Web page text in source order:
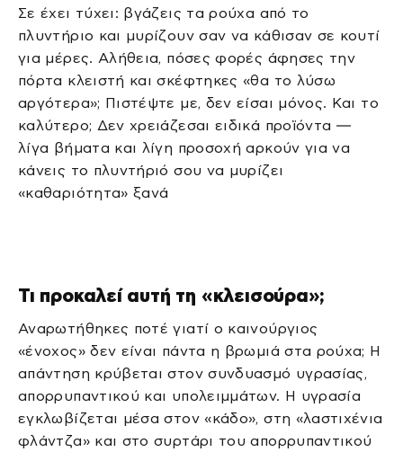
Σε έχει τύχει: βγάζεις τα ρούχα από το
πλυντήριο και μυρίζουν σαν να κάθισαν σε κουτί
για μέρες. Αλήθεια, πόσες φορές άφησες την
πόρτα κλειστή και σκέφτηκες «θα το λύσω
αργότερα»; Πιστέψτε με, δεν είσαι μόνος. Και το
καλύτερο; Δεν χρειάζεσαι ειδικά προϊόντα —
λίγα βήματα και λίγη προσοχή αρκούν για να
κάνεις το πλυντήριό σου να μυρίζει
«καθαριότητα» ξανά
Τι προκαλεί αυτή τη «κλεισούρα»;
Αναρωτήθηκες ποτέ γιατί ο καινούργιος
«ένοχος» δεν είναι πάντα η βρωμιά στα ρούχα; Η
απάντηση κρύβεται στον συνδυασμό υγρασίας,
απορρυπαντικού και υπολειμμάτων. Η υγρασία
εγκλωβίζεται μέσα στον «κάδο», στη «λαστιχένια
φλάντζα» και στο συρτάρι του απορρυπαντικού